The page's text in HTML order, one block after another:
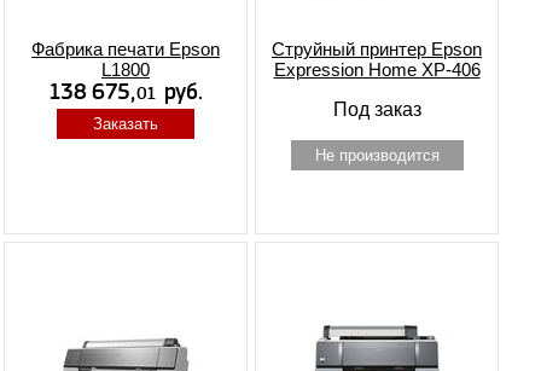
Фабрика печати Epson
L1800
Заказать
Струйный принтер Epson
Expression Home XP-406
Под заказ
Не производится